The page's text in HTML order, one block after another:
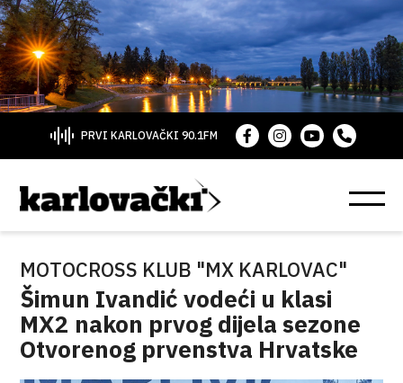
PRVI KARLOVAČKI 90.1FM
MOTOCROSS KLUB "MX KARLOVAC"
Šimun Ivandić vodeći u klasi
MX2 nakon prvog dijela sezone
Otvorenog prvenstva Hrvatske